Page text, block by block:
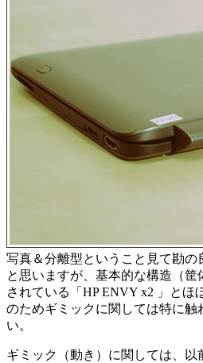
写真＆分離型ということ見て勘の
と思いますが、基本的な構造（
されている「HP ENVY x2 」とほ
のためギミックに関しては特に触
い。
ギミック（動き）に関しては、以